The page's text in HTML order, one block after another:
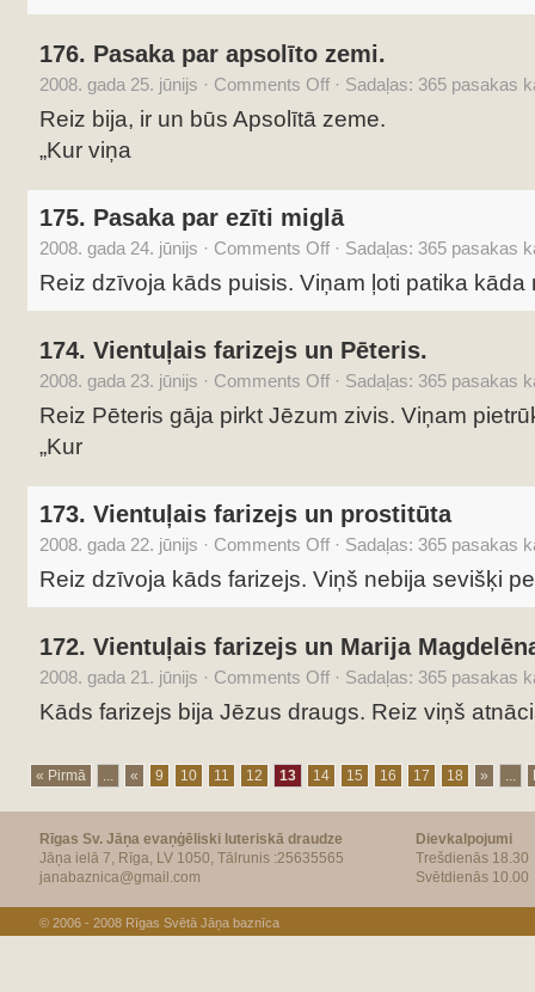
176. Pasaka par apsolīto zemi.
2008. gada 25. jūnijs · Comments Off · Sadaļas: 365 pasakas
Reiz bija, ir un būs Apsolītā zeme.
„Kur viņa
175. Pasaka par ezīti miglā
2008. gada 24. jūnijs · Comments Off · Sadaļas: 365 pasakas
Reiz dzīvoja kāds puisis. Viņam ļoti patika kāda
174. Vientuļais farizejs un Pēteris.
2008. gada 23. jūnijs · Comments Off · Sadaļas: 365 pasakas
Reiz Pēteris gāja pirkt Jēzum zivis. Viņam
„Kur
173. Vientuļais farizejs un prostitūta
2008. gada 22. jūnijs · Comments Off · Sadaļas: 365 pasakas
Reiz dzīvoja kāds farizejs. Viņš nebija sevišķi
172. Vientuļais farizejs un Marija
2008. gada 21. jūnijs · Comments Off · Sadaļas: 365 pasakas
Kāds farizejs bija Jēzus draugs. Reiz viņš
« Pirmā ... « 9 10 11 12 13 14 15 16 17 18 » ...
Rīgas Sv. Jāņa evaņģēliski luteriskā draudze
Jāņa ielā 7, Rīga, LV 1050, Tālrunis :25635565
janabaznica@gmail.com
Dievkalpojumi
Trešdienās 18.30
Svētdienās 10.00
© 2006 - 2008 Rīgas Svētā Jāņa baznīca